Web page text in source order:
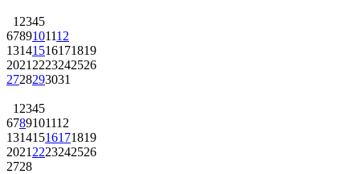
1 2345
6789101112
13141516171819
2021 2223242526
2728293031
1 2345
6789101112
13141516171819
2021 2223242526
2728